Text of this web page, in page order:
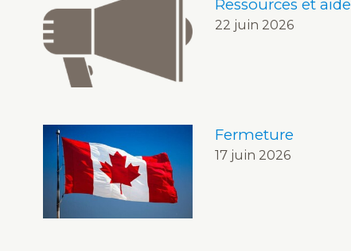
Ressources et aide
22 juin 2026
Fermeture
17 juin 2026